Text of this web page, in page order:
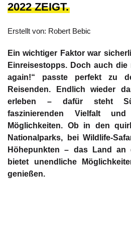
2022 ZEIGT.
Erstellt von: Robert Bebic
Ein wichtiger Faktor war
Einreisestopps. Doch auch die
again!“ passte perfekt zu
Reisenden. Endlich wieder
erleben – dafür steht
faszinierenden Vielfalt
Möglichkeiten. Ob in den
Nationalparks, bei Wildlife-
Höhepunkten – das Land an
bietet unendliche
genießen.